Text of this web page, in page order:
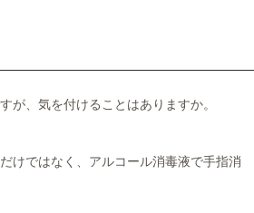
が、気を付けることはありますか。
けではなく、アルコール消毒液で手指消